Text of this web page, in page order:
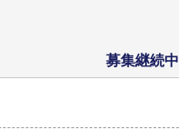
募集継続中